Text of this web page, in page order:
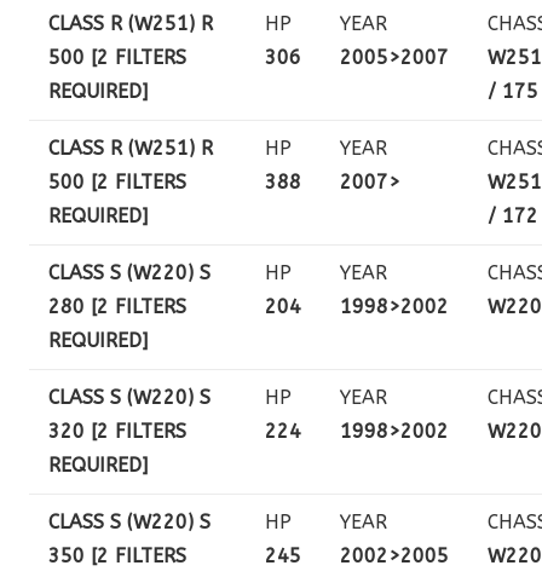
CLASS R (W251) R
500 [2 FILTERS
REQUIRED]
HP
306
YEAR
2005>2007
/ 175
CLASS R (W251) R
500 [2 FILTERS
REQUIRED]
HP
388
YEAR
2007>
/ 172
CLASS S (W220) S
280 [2 FILTERS
REQUIRED]
HP
204
YEAR
1998>2002
W220
CLASS S (W220) S
320 [2 FILTERS
REQUIRED]
HP
224
YEAR
1998>2002
W220
CLASS S (W220) S
350 [2 FILTERS
HP
245
YEAR
2002>2005
W220